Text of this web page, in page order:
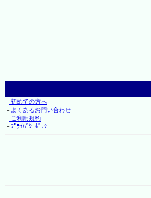
├初めての方へ
├ よくあるお問い合わせ
├ご利用規約
└ﾌﾟﾗｲﾊﾞｼｰﾎﾟﾘｼｰ